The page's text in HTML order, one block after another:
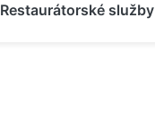
Restaurátorské služby